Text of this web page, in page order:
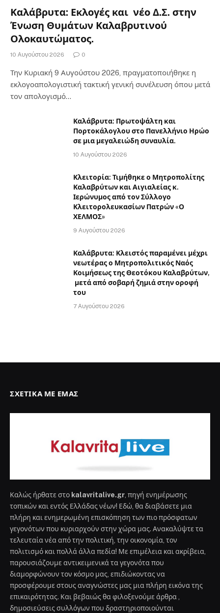
Καλάβρυτα: Εκλογές και νέο Δ.Σ. στην
Ένωση Θυμάτων Καλαβρυτινού
Ολοκαυτώματος.
10 Αυγούστου 2026 0
Την Κυριακή 9 Αυγούστου 2026, πραγματοποιήθηκε η
εκλογοαπολογιστική τακτική γενική συνέλευση όπου μετά
τον απολογισμό…
Καλάβρυτα: Πρωτοψάλτη και
Πορτοκάλογλου στο Πανελλήνιο Ηρώο
σε μια μεγαλειώδη συναυλία.
10 Αυγούστου 2026
Κλειτορία: Τιμήθηκε ο Μητροπολίτης
Καλαβρύτων και Αιγιαλείας κ.
Ιερώνυμος από τον Σύλλογο
Κλειτορολευκασίων Πατρών «Ο
ΧΕΛΜΟΣ»
9 Αυγούστου 2026
Καλάβρυτα: Κλειστός παραμένει μέχρι
νεωτέρας ο Μητροπολιτικός Ναός
Κοιμήσεως της Θεοτόκου Καλαβρύτων,
μετά από σοβαρή ζημιά στην οροφή
του
7 Αυγούστου 2026
ΣΧΕΤΙΚΆ ΜΕ ΕΜΆΣ
Καλώς ήρθατε στο kalavritalive.gr, πηγή ενημέρωσης
τοπικών και εντός Ελλάδας νέων! Εδώ, θα διαβάσετε μια
πλήρη και ενημερωμένη επισκόπηση των πιο πρόσφατων
γεγονότων που κυριαρχούν στην χώρα μας. Ανακαλύψτε τα
τελευταία νέα από την πολιτική, την οικονομία, τον
πολιτισμό και πολλά άλλα πεδία! Με επιμέλεια και ακρίβεια,
παρουσιάζουμε αντικειμενικά τα γεγονότα που
διαμορφώνουν τον κόσμο μας, επιδιώκοντας να
προσφέρουμε στους αναγνώστες μας μια πλήρη εικόνα της
επικαιρότητας. Και βεβαιώς θα φιλοξενούμε άρθρα ,
δημοσιεύσεις συλλόγων που δραστηριοποιούνται